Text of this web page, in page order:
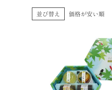
並び替え 価格が安い順